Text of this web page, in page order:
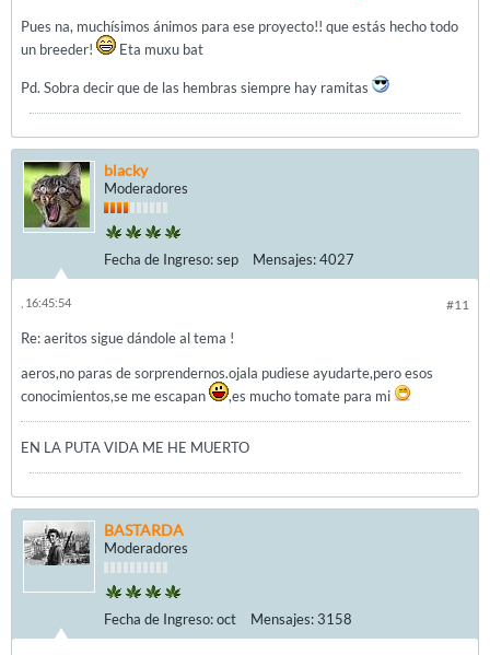
Pues na, muchísimos ánimos para ese proyecto!! que estás hecho todo
un breeder!
Eta muxu bat
Pd. Sobra decir que de las hembras siempre hay ramitas
blacky
Moderadores
Fecha de Ingreso:sep Mensajes:4027
#11
, 16:45:54
Re: aeritos sigue dándole al tema !
aeros,no paras de sorprendernos.ojala pudiese ayudarte,pero esos
conocimientos,se me escapan
,es mucho tomate para mi
EN LA PUTA VIDA ME HE MUERTO
BASTARDA
Moderadores
Fecha de Ingreso:oct Mensajes:3158